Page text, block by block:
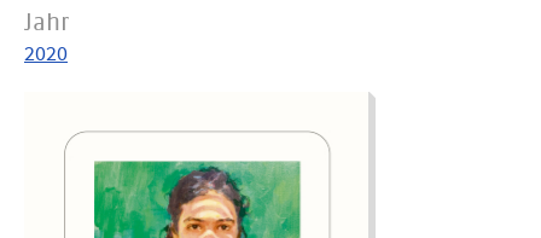
Fremden von weit her, erfährt der Junge, was die
Menschen im Guten wie im Bösen auszeichnet – und
macht. Mehr zum Inhalt: Es ist ein sonderbarer
Fremder, der sich eines Tages am Rand des Dorfs
einen Unterstand baut. Er hat nur ein halbes Gesicht,
die Leute nennen ihn Halbbart. Er muss viel erlebt
haben, doch was genau, erzählt er nicht – auch nicht
Jahr
2020